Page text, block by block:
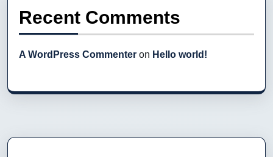
Recent Comments
A WordPress Commenter on Hello world!